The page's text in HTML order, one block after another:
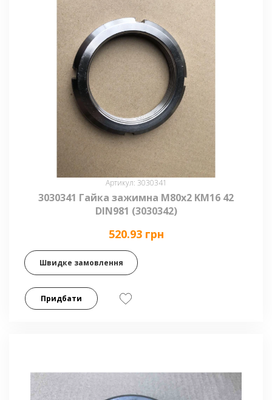
Артикул: 3030341
3030341 Гайка зажимна M80x2 KM16 42
DIN981 (3030342)
520.93 грн
Швидке замовлення
Придбати